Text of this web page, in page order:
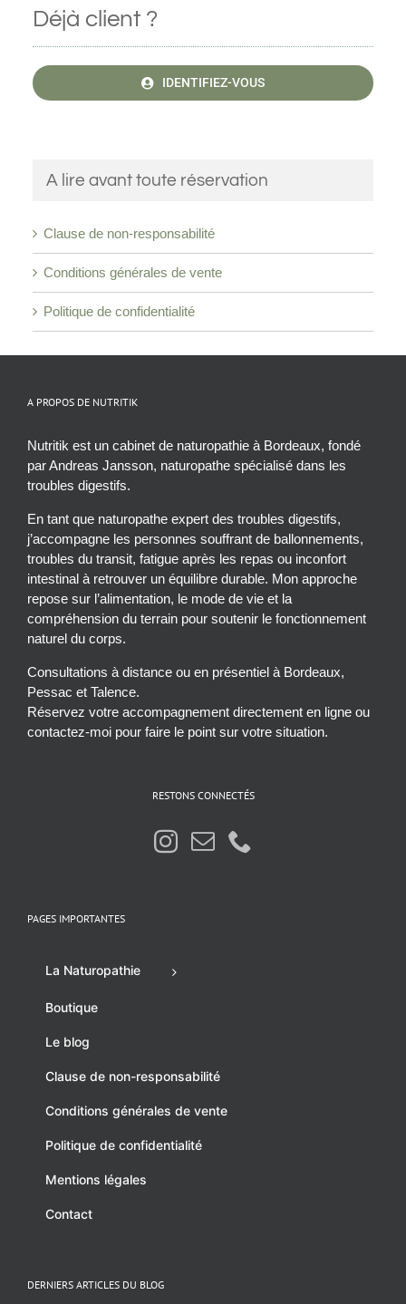
Déjà client ?
IDENTIFIEZ-VOUS
A lire avant toute réservation
Clause de non-responsabilité
Conditions générales de vente
Politique de confidentialité
A PROPOS DE NUTRITIK
Nutritik est un cabinet de naturopathie à Bordeaux, fondé
par Andreas Jansson, naturopathe spécialisé dans les
troubles digestifs.
En tant que naturopathe expert des troubles digestifs,
j’accompagne les personnes souffrant de ballonnements,
troubles du transit, fatigue après les repas ou inconfort
intestinal à retrouver un équilibre durable. Mon approche
repose sur l’alimentation, le mode de vie et la
compréhension du terrain pour soutenir le fonctionnement
naturel du corps.
Consultations à distance ou en présentiel à Bordeaux,
Pessac et Talence.
Réservez votre accompagnement directement en ligne ou
contactez-moi pour faire le point sur votre situation.
RESTONS CONNECTÉS
PAGES IMPORTANTES
La Naturopathie
Boutique
Le blog
Clause de non-responsabilité
Conditions générales de vente
Politique de confidentialité
Mentions légales
Contact
DERNIERS ARTICLES DU BLOG